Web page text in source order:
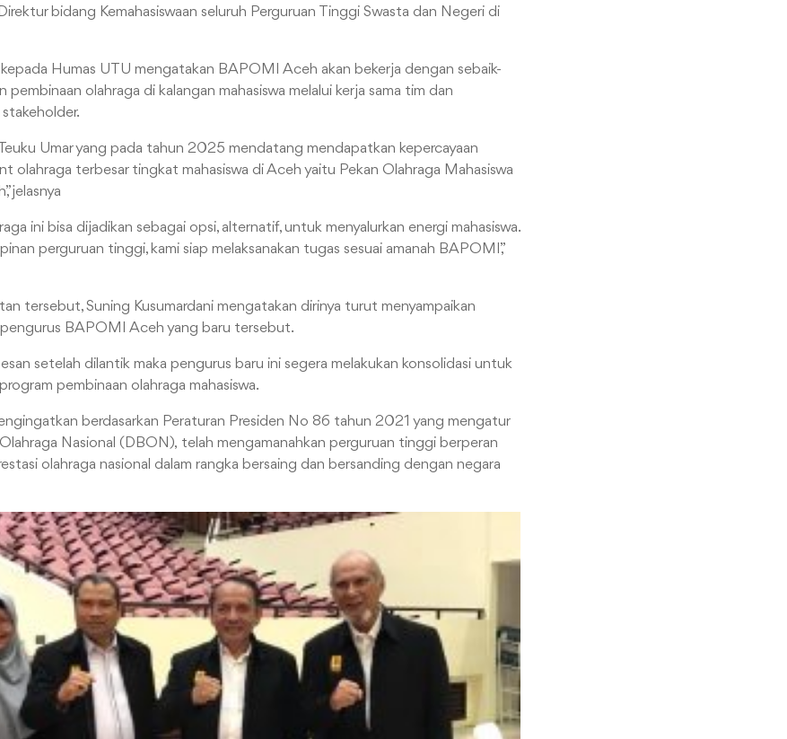
bidang Kemahasiswaan seluruh Perguruan Tinggi Swasta dan Negeri di
Humas UTU mengatakan BAPOMI Aceh akan bekerja dengan sebaik-
pembinaan olahraga di kalangan mahasiswa melalui kerja sama tim dan
Umar yang pada tahun 2025 mendatang mendapatkan kepercayaan
olahraga terbesar tingkat mahasiswa di Aceh yaitu Pekan Olahraga Mahasiswa
ini bisa dijadikan sebagai opsi, alternatif, untuk menyalurkan energi mahasiswa.
perguruan tinggi, kami siap melaksanakan tugas sesuai amanah BAPOMI,”
tersebut, Suning Kusumardani mengatakan dirinya turut menyampaikan
pengurus BAPOMI Aceh yang baru tersebut.
setelah dilantik maka pengurus baru ini segera melakukan konsolidasi untuk
pembinaan olahraga mahasiswa.
berdasarkan Peraturan Presiden No 86 tahun 2021 yang mengatur
Nasional (DBON), telah mengamanahkan perguruan tinggi berperan
olahraga nasional dalam rangka bersaing dan bersanding dengan negara